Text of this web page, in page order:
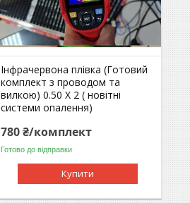
Інфрачервона плівка (Готовий
комплект з проводом та
вилкою) 0.50 Х 2 ( новітні
системи опалення)
780 ₴/комплект
Готово до відправки
Купити